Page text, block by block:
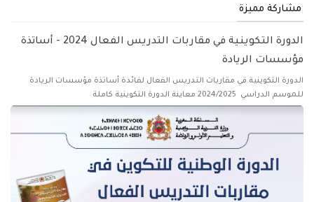
مشاركة مميزة
الدورة التكوينية في مقاربات التدريس الفعال 2024 - أساتذة
مؤسسات الريادة
الدورة التكوينية في مقاربات التدريس الفعال لفائدة أساتذة مؤسسات الريادة
للموسم الدراسي 2024/2025 معاينة الدورة التكوينية كاملة